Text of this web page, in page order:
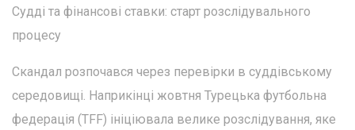
Судді та фінансові ставки: старт розслідувального
процесу
Скандал розпочався через перевірки в суддівському
середовищі. Наприкінці жовтня Турецька футбольна
федерація (TFF) ініціювала велике розслідування, яке